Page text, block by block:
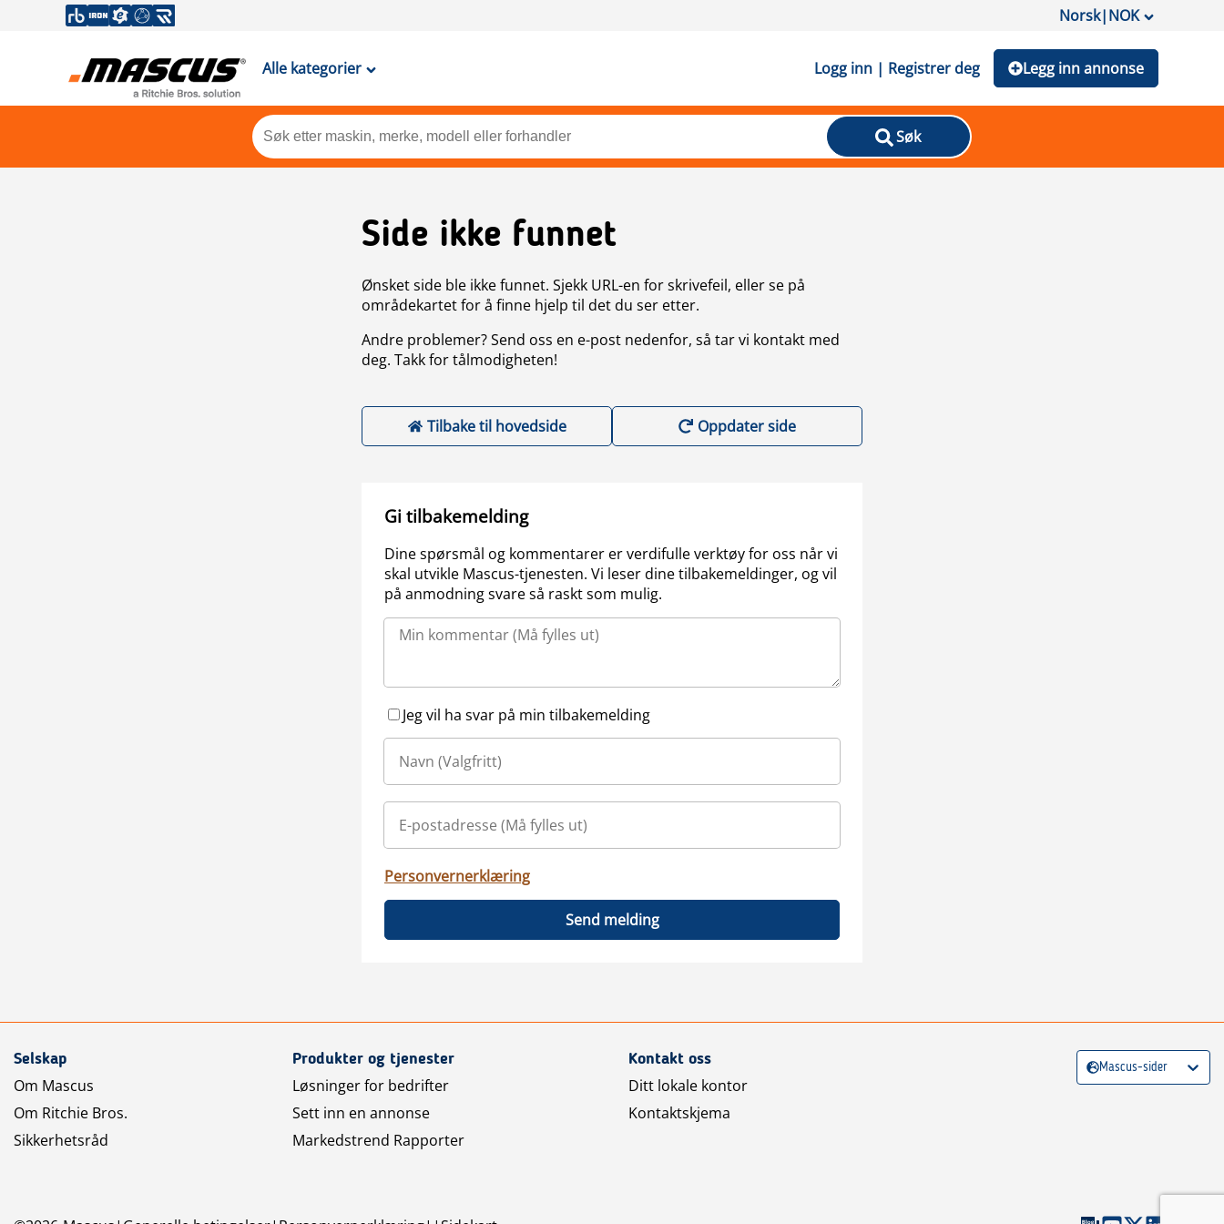
Norsk|NOK
Alle kategorier Logg inn | Registrer deg Legg inn annonse
Søk
Side ikke funnet
Ønsket side ble ikke funnet. Sjekk URL-en for skrivefeil, eller se på
områdekartet for å finne hjelp til det du ser etter.
Andre problemer? Send oss en e-post nedenfor, så tar vi kontakt med
deg. Takk for tålmodigheten!
Tilbake til hovedside Oppdater side
Gi tilbakemelding
Dine spørsmål og kommentarer er verdifulle verktøy for oss når vi
skal utvikle Mascus-tjenesten. Vi leser dine tilbakemeldinger, og vil
på anmodning svare så raskt som mulig.
Jeg vil ha svar på min tilbakemelding
Personvernerklæring
Send melding
Selskap
Om Mascus
Om Ritchie Bros.
Sikkerhetsråd
Produkter og tjenester
Løsninger for bedrifter
Sett inn en annonse
Markedstrend Rapporter
Kontakt oss
Ditt lokale kontor
Kontaktskjema
Mascus-sider